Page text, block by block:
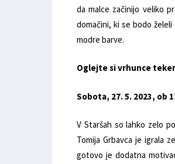
da malce začinijo veliko
domačini, ki se bodo
modre barve.
Oglejte si vrhunce
Sobota, 27. 5. 2023, ob
V Staršah so lahko zelo
Tomija Grbavca je igrala
gotovo je dodatna